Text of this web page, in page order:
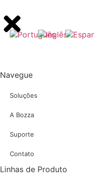
Navegue
Soluções
A Bozza
Suporte
Contato
Linhas de Produto